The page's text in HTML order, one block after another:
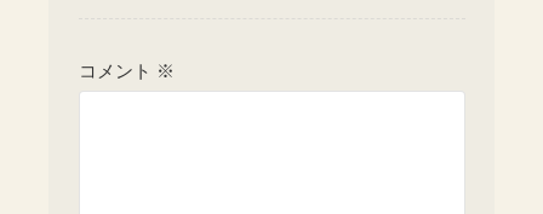
コメント ※